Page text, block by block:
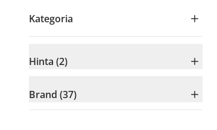
Kategoria
Hinta (2)
Brand (37)